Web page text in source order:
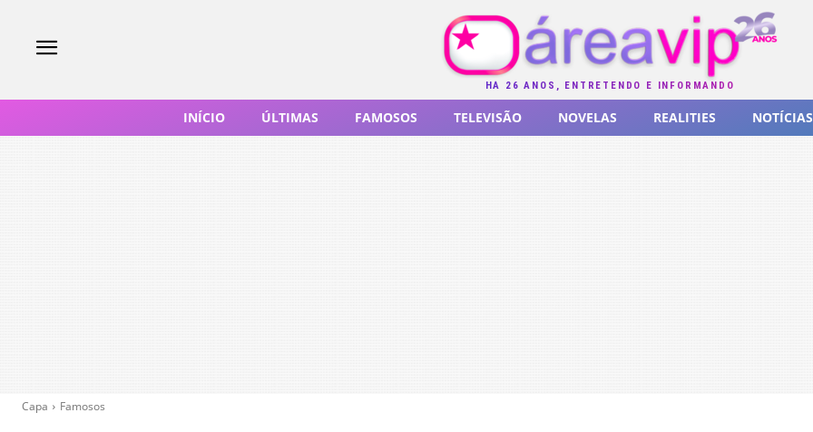
HÁ 26 ANOS, ENTRETENDO E INFORMANDO
INÍCIO ÚLTIMAS FAMOSOS TELEVISÃO NOVELAS REALITIES NOTÍCIAS
Capa Famosos